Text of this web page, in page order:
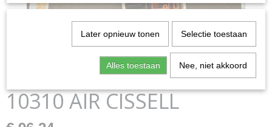
10310 AIR CISSELL
Later opnieuw tonen Selectie toestaan
Alles toestaan Nee, niet akkoord